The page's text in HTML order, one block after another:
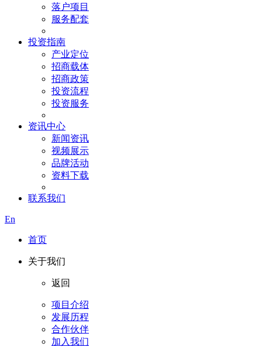
落户项目
服务配套
投资指南
产业定位
招商载体
招商政策
投资流程
投资服务
资讯中心
新闻资讯
视频展示
品牌活动
资料下载
联系我们
En
首页
关于我们
返回
项目介绍
发展历程
合作伙伴
加入我们